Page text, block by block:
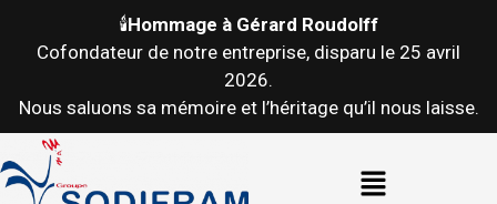
🕯️Hommage à Gérard Roudolff
Cofondateur de notre entreprise, disparu le 25 avril
2026.
Nous saluons sa mémoire et l’héritage qu’il nous laisse.
Manuels d’instructions